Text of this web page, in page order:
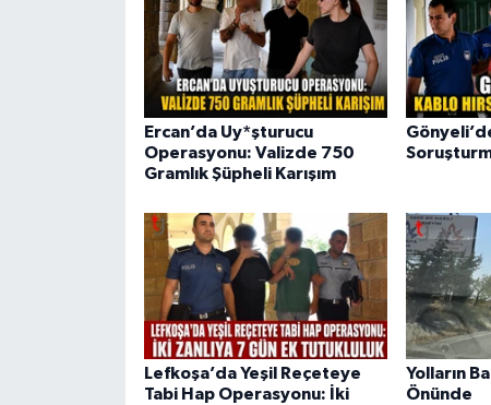
Ercan’da Uy*şturucu
Operasyonu: Valizde 750
Gramlık Şüpheli Karışım
Lefkoşa’da Yeşil Reçeteye
Tabi Hap Operasyonu: İki
Yolların
Önünde